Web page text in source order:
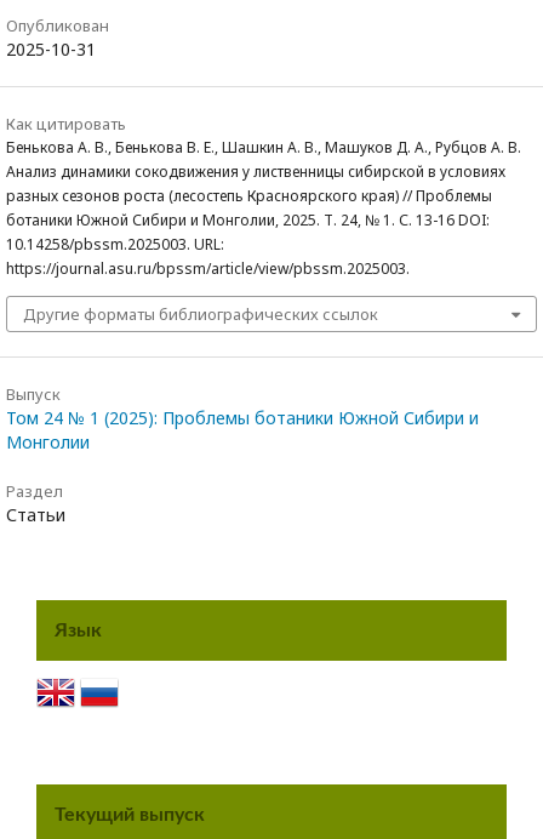
Опубликован
2025-10-31
Как цитировать
Бенькова А. В., Бенькова В. Е., Шашкин А. В., Машуков Д. А., Рубцов А. В.
Анализ динамики сокодвижения у лиственницы сибирской в условиях
разных сезонов роста (лесостепь Красноярского края) // Проблемы
ботаники Южной Сибири и Монголии, 2025. Т. 24, № 1. С. 13-16 DOI:
10.14258/pbssm.2025003. URL:
https://journal.asu.ru/bpssm/article/view/pbssm.2025003.
Другие форматы библиографических ссылок
Выпуск
Том 24 № 1 (2025): Проблемы ботаники Южной Сибири и
Монголии
Раздел
Статьи
Язык
Текущий выпуск